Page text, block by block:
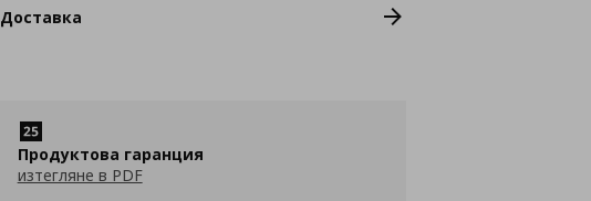
Доставка
Продуктова гаранция
изтегляне в PDF